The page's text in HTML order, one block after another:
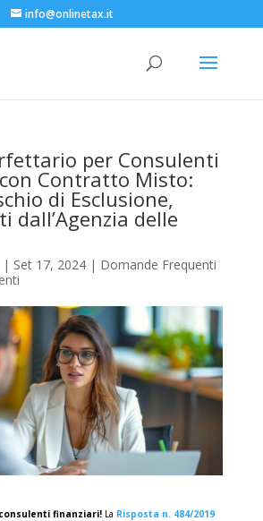
info@onlinetax.it
per Consulenti
Contratto Misto:
di Esclusione,
dall’Agenzia delle
| Set 17, 2024| Domande Frequenti
finanziari!La Risposta n. 484/2019